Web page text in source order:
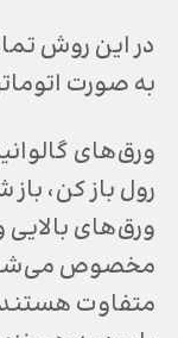
در این روش
به صورت
ورق‌های
رول باز کن،
ورق‌های
مخصوص
متفاوت هستند.